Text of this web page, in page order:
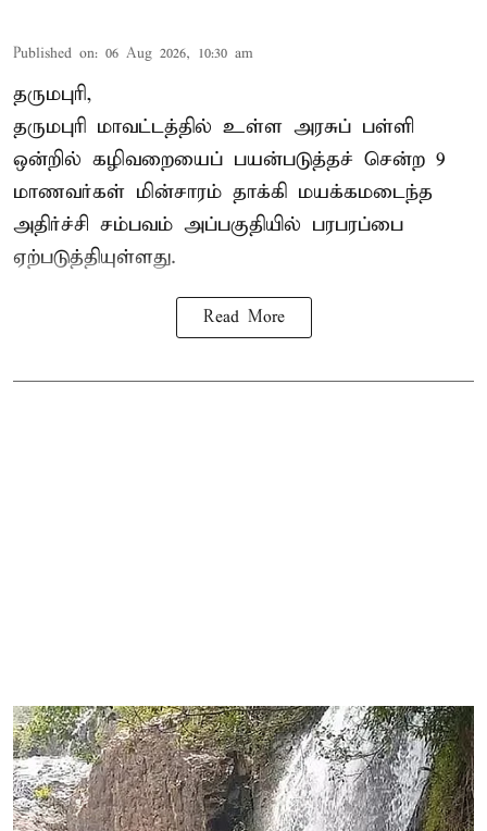
Published on: 06 Aug 2026, 10:30 am
தருமபுரி,
தருமபுரி மாவட்டத்தில் உள்ள அரசுப் பள்ளி
ஒன்றில் கழிவறையைப் பயன்படுத்தச் சென்ற 9
மாணவர்கள் மின்சாரம் தாக்கி மயக்கமடைந்த
அதிர்ச்சி சம்பவம் அப்பகுதியில் பரபரப்பை
ஏற்படுத்தியுள்ளது.
Read More